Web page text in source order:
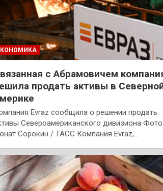
с Абрамовичем
продать активы в
Evraz сообщила о решении продать
Североамериканского дивизиона Фото:
Сорокин / ТАСС Компания Evraz,…